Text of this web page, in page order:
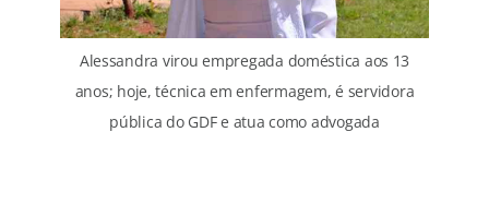
Alessandra virou empregada doméstica aos 13
anos; hoje, técnica em enfermagem, é servidora
pública do GDF e atua como advogada